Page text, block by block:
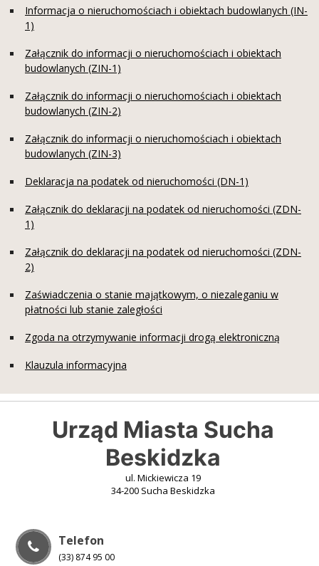
Informacja o nieruchomościach i obiektach budowlanych (IN-
1)
Załącznik do informacji o nieruchomościach i obiektach
budowlanych (ZIN-1)
Załącznik do informacji o nieruchomościach i obiektach
budowlanych (ZIN-2)
Załącznik do informacji o nieruchomościach i obiektach
budowlanych (ZIN-3)
Deklaracja na podatek od nieruchomości (DN-1)
Załącznik do deklaracji na podatek od nieruchomości (ZDN-
1)
Załącznik do deklaracji na podatek od nieruchomości (ZDN-
2)
Zaświadczenia o stanie majątkowym, o niezaleganiu w
płatności lub stanie zaległości
Zgoda na otrzymywanie informacji drogą elektroniczną
Klauzula informacyjna
Urząd Miasta Sucha
Beskidzka
ul. Mickiewicza 19
34-200 Sucha Beskidzka
Telefon
(33) 874 95 00